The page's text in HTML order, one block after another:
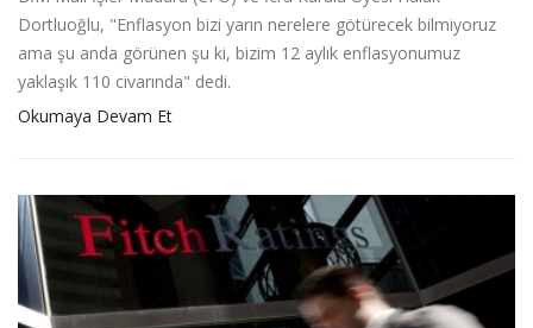
Dortluoğlu, "Enflasyon bizi yarın nerelere götürecek bilmiyoruz
ama şu anda görünen şu ki, bizim 12 aylık enflasyonumuz
yaklaşık 110 civarında" dedi.
Okumaya Devam Et